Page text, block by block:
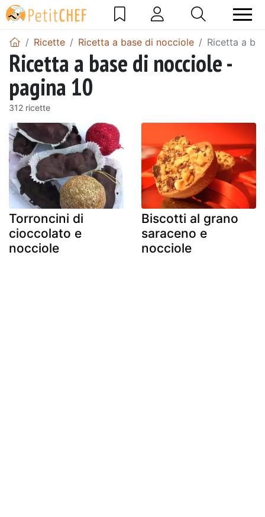
Ricette Ricetta a base di nocciole Ricetta a
Ricetta a base di nocciole -
pagina 10
312 ricette
Torroncini di
cioccolato e
nocciole
Biscotti al grano
saraceno e
nocciole